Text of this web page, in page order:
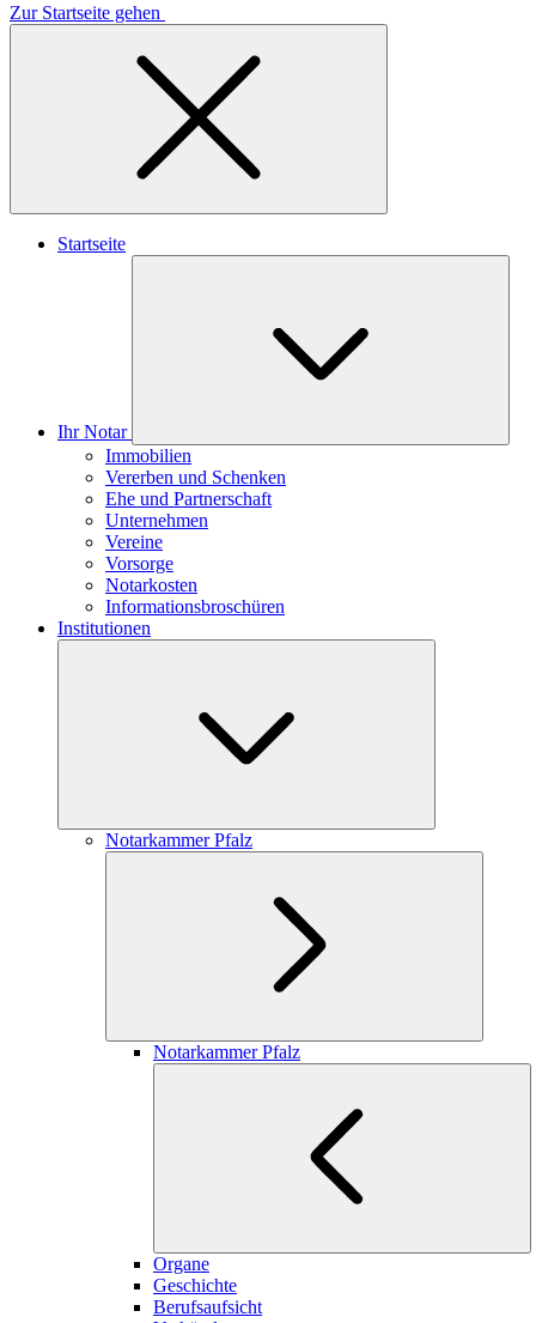
Zur Startseite gehen
Startseite
Ihr Notar
Immobilien
Vererben und Schenken
Ehe und Partnerschaft
Unternehmen
Vereine
Vorsorge
Notarkosten
Informationsbroschüren
Institutionen
Notarkammer Pfalz
Notarkammer Pfalz
Organe
Geschichte
Berufsaufsicht